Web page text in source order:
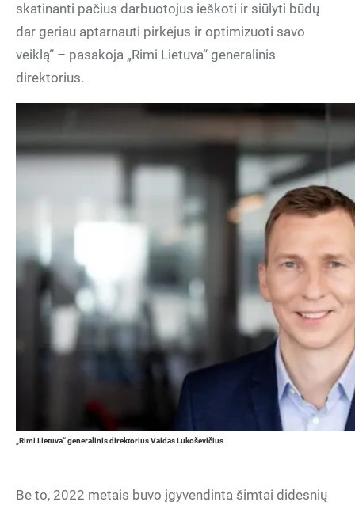
skatinanti pačius darbuotojus ieškoti ir siūlyti būdų
dar geriau aptarnauti pirkėjus ir optimizuoti savo
veiklą“ – pasakoja „Rimi Lietuva“ generalinis
direktorius.
„Rimi Lietuva“ generalinis direktorius Vaidas Lukoševičius
Be to, 2022 metais buvo įgyvendinta šimtai didesnių